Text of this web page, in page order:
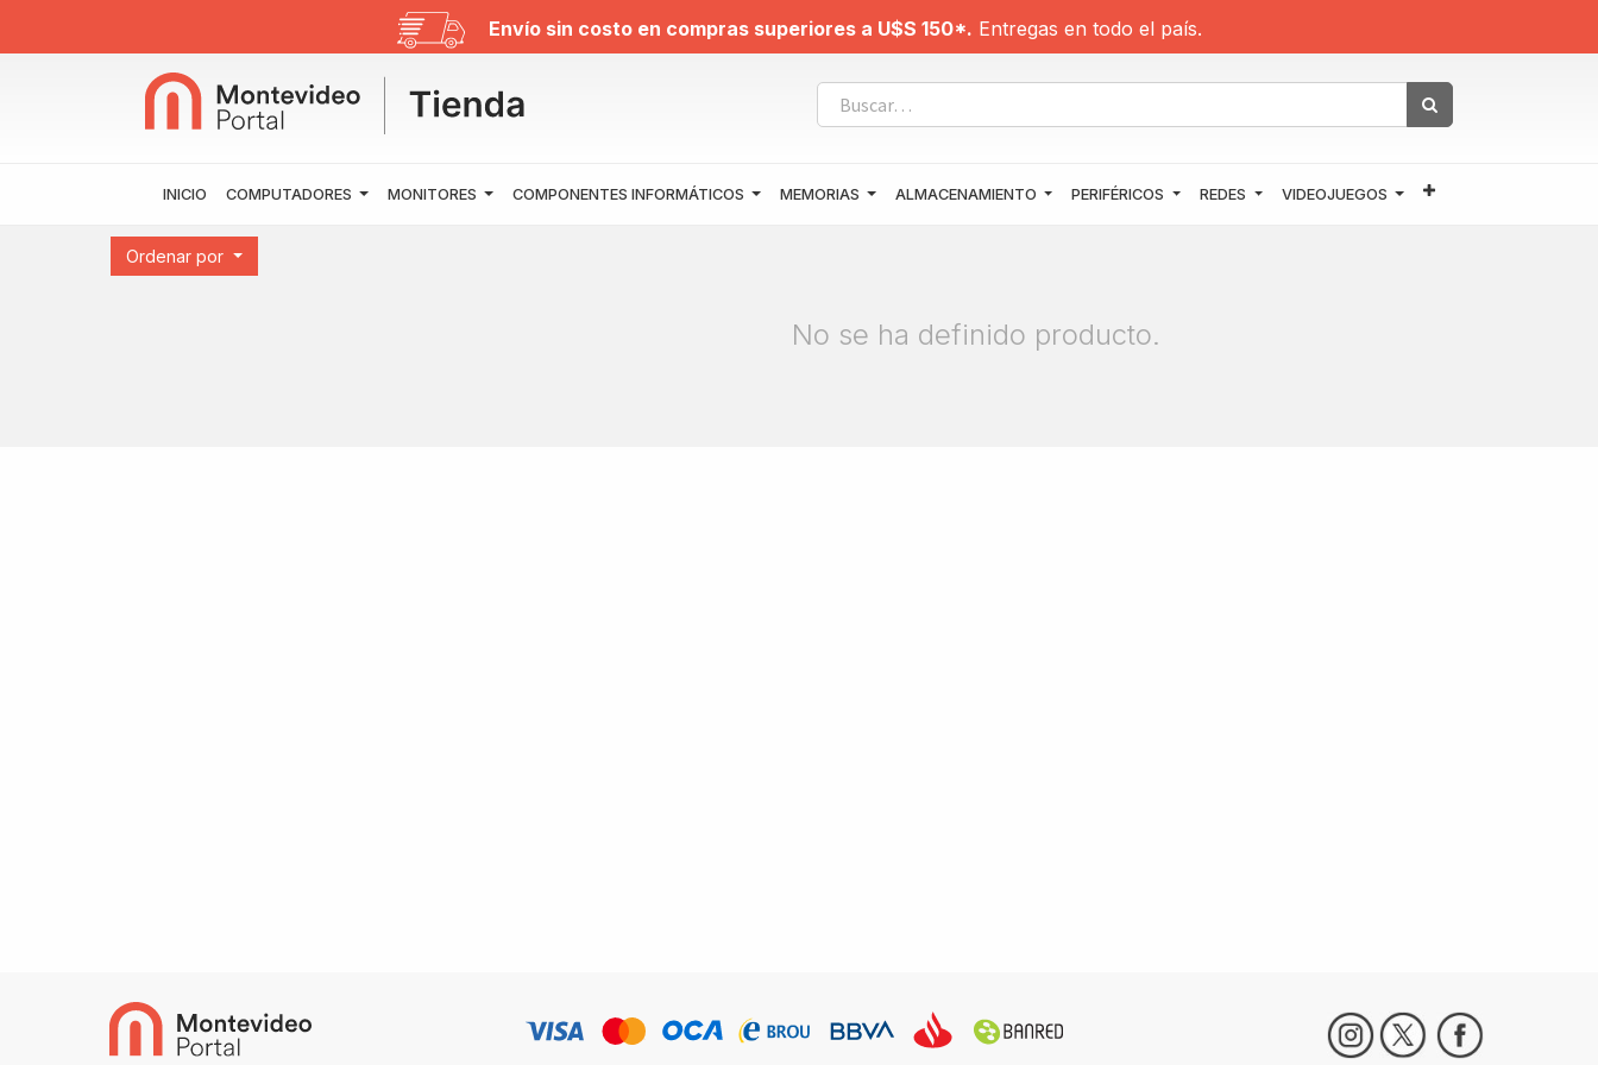
Envío sin costo en compras superiores a U$S 150*. Entregas en todo el país.
INICIO COMPUTADORES MONITORES COMPONENTES INFORMÁTICOS MEMORIAS ALMACENAMIENTO PERIFÉRICOS REDES VIDEOJUEGOS
Ordenar por
No se ha definido producto.